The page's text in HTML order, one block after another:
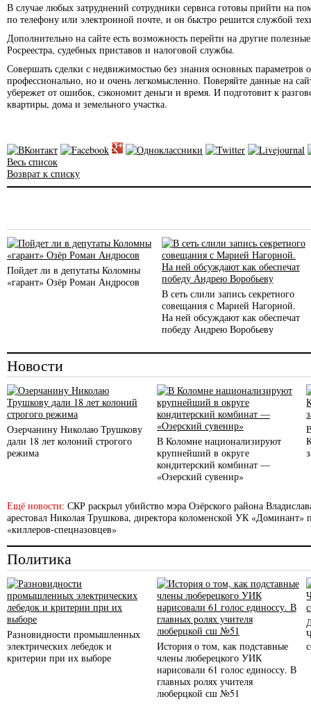
В случае любых затруднений сотрудники сервиса готовы прийти на
по телефону или электронной почте, и он быстро решится службой
Дополнительно на сайте есть возможность перейти на другие
Росреестра, судебных приставов и налоговой службы.
Совершать сделки с недвижимостью без знания основных параметров
профессионально, но и очень легкомысленно. Поверяйте данные на
убережет от ошибок, сэкономит деньги и время. И подготовит к
квартиры, дома и земельного участка.
Весь список
Возврат к списку
Пойдет ли в депутаты Коломны
«гарант» Озёр Роман Андросов
В сеть слили запись секретного
совещания с Марией Нагорной.
На ней обсуждают как обеспечат
победу Андрею Воробьеву
Новости
Озерчанину Николаю Трушкову
дали 18 лет колоний строгого
режима
В Коломне национализируют
крупнейший в округе
кондитерский комбинат —
«Озерский сувенир»
Ещё новости: СКР раскрыл убийство мэра Озёрского района
арестовал Николая Трушкова, директора коломенской УК «Доминант»
«киллеров-спецназовцев»
Политика
Разновидности промышленных
электрических лебедок и
критерии при их выборе
История о том, как подставные
члены люберецкого УИК
нарисовали 61 голос единоссу. В
главных ролях учителя
люберцкой сш №51